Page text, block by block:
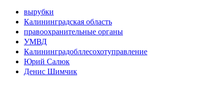
вырубки
Калининградская область
правоохранительные органы
УМВД
Калининградобллесохотуправление
Юрий Салюк
Денис Шимчик